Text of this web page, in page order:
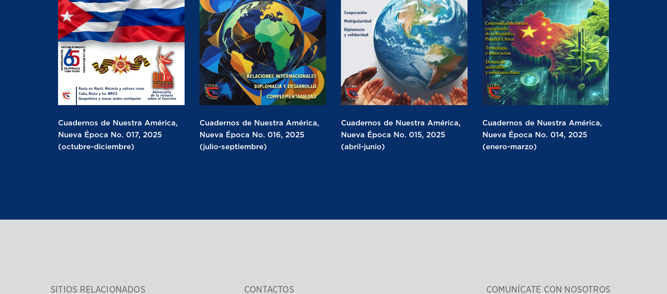
Cuadernos de Nuestra América,
Nueva Época No. 017, 2025
(octubre-diciembre)
Cuadernos de Nuestra América,
Nueva Época No. 016, 2025
(julio-septiembre)
Cuadernos de Nuestra América,
Nueva Época No. 015, 2025
(abril-junio)
Cuadernos de Nuestra América,
Nueva Época No. 014, 2025
(enero-marzo)
SITIOS RELACIONADOS CONTACTOS COMUNÍCATE CON NOSOTROS